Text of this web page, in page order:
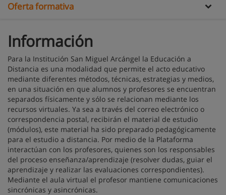
Oferta formativa
Información
Para la Institución San Miguel Arcángel la Educación a
Distancia es una modalidad que permite el acto educativo
mediante diferentes métodos, técnicas, estrategias y medios,
en una situación en que alumnos y profesores se encuentran
separados físicamente y sólo se relacionan mediante los
recursos virtuales. Ya sea a través del correo electrónico o
correspondencia postal, recibirán el material de estudio
(módulos), este material ha sido preparado pedagógicamente
para el estudio a distancia. Por medio de la Plataforma
interactúan con los profesores, quienes son los responsables
del proceso enseñanza/aprendizaje (resolver dudas, guiar el
aprendizaje y realizar las evaluaciones correspondientes).
Mediante el aula virtual el profesor mantiene comunicaciones
sincrónicas y asincrónicas.